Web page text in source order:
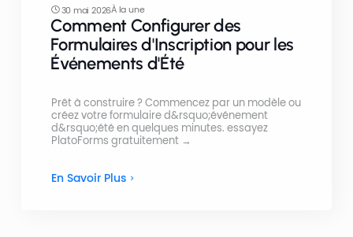
30 mai 2026À la une
Comment Configurer des
Formulaires d'Inscription pour les
Événements d'Été
Prêt à construire ? Commencez par un modèle ou
créez votre formulaire d&rsquo;événement
d&rsquo;été en quelques minutes. essayez
PlatoForms gratuitement →
En Savoir Plus